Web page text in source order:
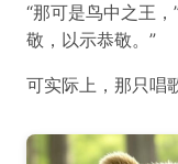
“那可是鸟中之王
敬，以示恭敬。”
可实际上，那只唱